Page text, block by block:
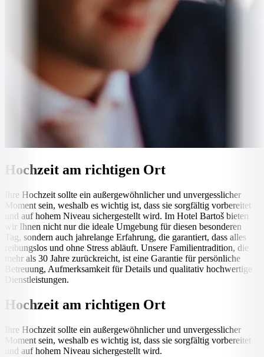
Hochzeit am richtigen Ort
Ihre Hochzeit sollte ein außergewöhnlicher und unvergesslicher
Moment sein, weshalb es wichtig ist, dass sie sorgfältig vorbereitet
und auf hohem Niveau sichergestellt wird. Im Hotel Bartoš bieten
wir Ihnen nicht nur die ideale Umgebung für diesen besonderen
Tag, sondern auch jahrelange Erfahrung, die garantiert, dass alles
reibungslos und ohne Stress abläuft. Unsere Familientradition, die
mehr als 30 Jahre zurückreicht, ist eine Garantie für persönliche
Betreuung, Aufmerksamkeit für Details und qualitativ hochwertige
Dienstleistungen.
Hochzeit am richtigen Ort
Ihre Hochzeit sollte ein außergewöhnlicher und unvergesslicher
Moment sein, weshalb es wichtig ist, dass sie sorgfältig vorbereitet
und auf hohem Niveau sichergestellt wird.